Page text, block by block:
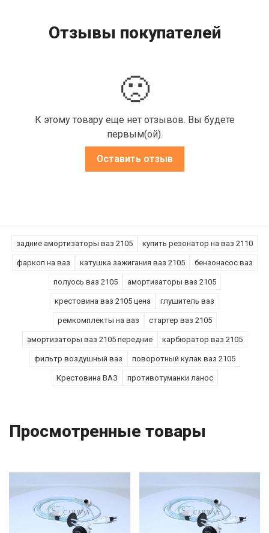
Отзывы покупателей
🙁
К этому товару еще нет отзывов. Вы будете
первым(ой).
Оставить отзыв
задние амортизаторы ваз 2105 купить резонатор на ваз 2110
фаркоп на ваз катушка зажигания ваз 2105 бензонасос ваз
полуось ваз 2105 амортизаторы ваз 2105
крестовина ваз 2105 цена глушитель ваз
ремкомплекты на ваз стартер ваз 2105
амортизаторы ваз 2105 передние карбюратор ваз 2105
фильтр воздушный ваз поворотный кулак ваз 2105
Крестовина ВАЗ противотуманки ланос
Просмотренные товары